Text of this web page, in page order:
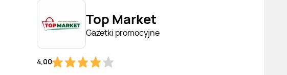
Top Market
Gazetki promocyjne
4,00